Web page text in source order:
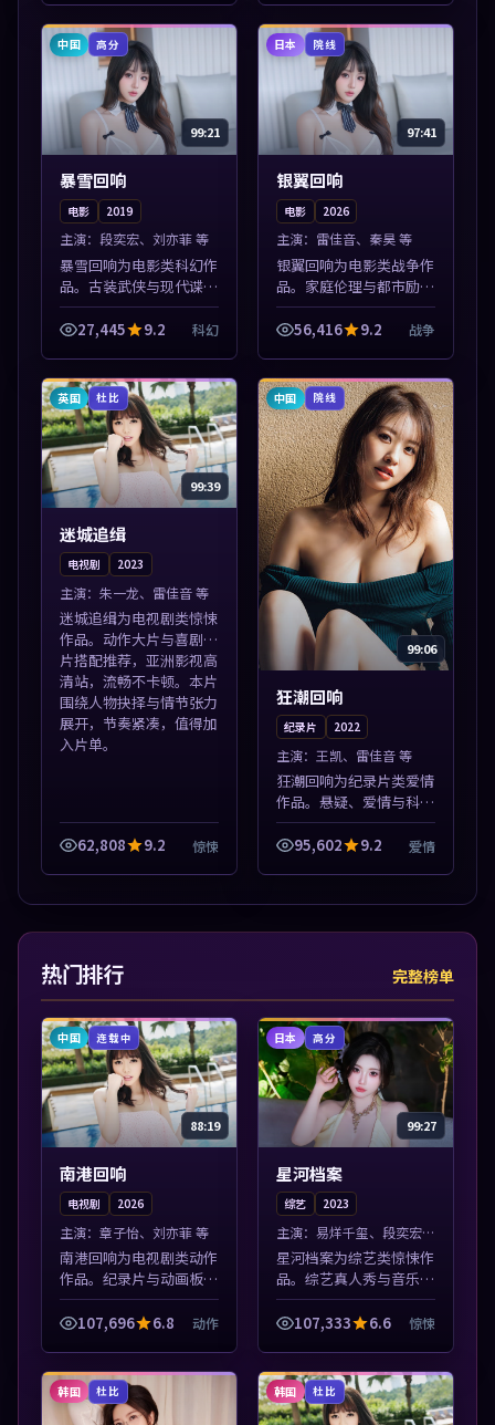
凑，值得加入片...
中国 高分
99:21
暴雪回响
电影 2019
主演： 段奕宏、刘亦菲 等
暴雪回响为电影类科幻作
品。古装武侠与现代谍战
兼备，热播剧集连更，精
彩片花与正片同样清晰。
得加入片单。
27,445 9.2 科幻
日本 院线
97:41
银翼回响
电影 2026
主演： 雷佳音、秦昊 等
银翼回响为电影类战争作
品。家庭伦理与都市励志
题材丰富，高清免费在线
播放，适合全年龄段观
凑，值得加入片单...
56,416 9.2 战争
英国 杜比
99:39
迷城追缉
电视剧 2023
主演： 朱一龙、雷佳音 等
迷城追缉为电视剧类惊悚
作品。动作大片与喜剧短
片搭配推荐，亚洲影视高
清站，流畅不卡顿。本片
围绕人物抉择与情节张力
展开，节奏紧凑，值得加
入片单。
62,808 9.2 惊悚
中国 院线
99:06
狂潮回响
纪录片 2022
主演： 王凯、雷佳音 等
狂潮回响为纪录片类爱情
作品。悬疑、爱情与科幻
类型齐全，热播榜单实时
刷新，沉浸式观影体验。
得加入片单。
95,602 9.2 爱情
热门排行 完整榜单
中国 连载中
88:19
南港回响
电视剧 2026
主演： 章子怡、刘亦菲 等
南港回响为电视剧类动作
作品。纪录片与动画板块
同步更新，亚洲影视一站
式导览，支持关键词检索
凑，值得加入...
107,696 6.8 动作
日本 高分
99:27
星河档案
综艺 2023
主演： 易烊千玺、段奕宏
等
星河档案为综艺类惊悚作
品。综艺真人秀与音乐现
场收录，亚洲影视平台每
日上新，轻松发现好片。
得加入片单。
107,333 6.6 惊悚
韩国 杜比 韩国 杜比